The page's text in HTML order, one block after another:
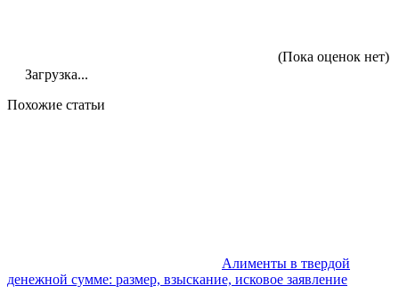
(Пока оценок нет)
Загрузка...
Похожие статьи
Алименты в твердой
денежной сумме: размер, взыскание, исковое заявление